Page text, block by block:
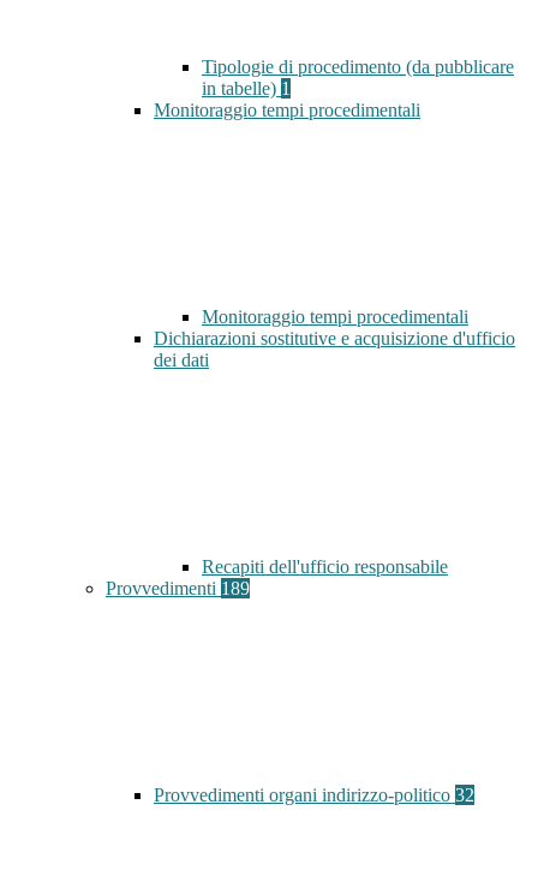
Tipologie di procedimento (da pubblicare
in tabelle) 1
Monitoraggio tempi procedimentali
Monitoraggio tempi procedimentali
Dichiarazioni sostitutive e acquisizione d'ufficio
dei dati
Recapiti dell'ufficio responsabile
Provvedimenti 189
Provvedimenti organi indirizzo-politico 32